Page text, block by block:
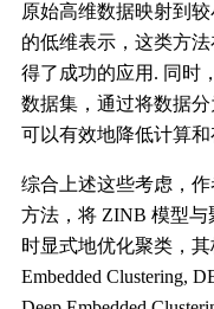
原始高维数据映射到
的低维表示，这类方
得了成功的应用. 同时
数据集，通过将数据分
可以有效地降低计算
综合上述这些考虑，
方法，将 ZINB 模型
时显式地优化聚类，
Embedded Clustering,